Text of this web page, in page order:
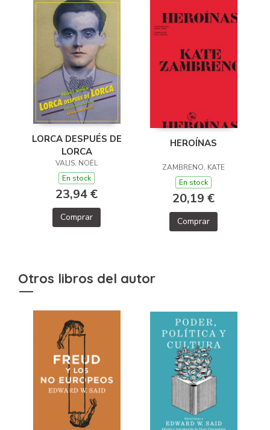
LORCA DESPUÉS DE
LORCA
VALIS, NOËL
En stock
23,94 €
Comprar
HEROÍNAS
ZAMBRENO, KATE
En stock
20,19 €
Comprar
Otros libros del autor